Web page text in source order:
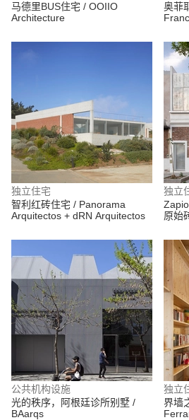
马德里BUS住宅 / OOIIO
Architecture
奥菲
独立住宅
智利红砖住宅 / Panorama
Arquitectos + dRN Arquitectos
独立
原始
公共机构设施
光的秩序，阿根廷诊所别墅 /
BAarqs
独立
界墙